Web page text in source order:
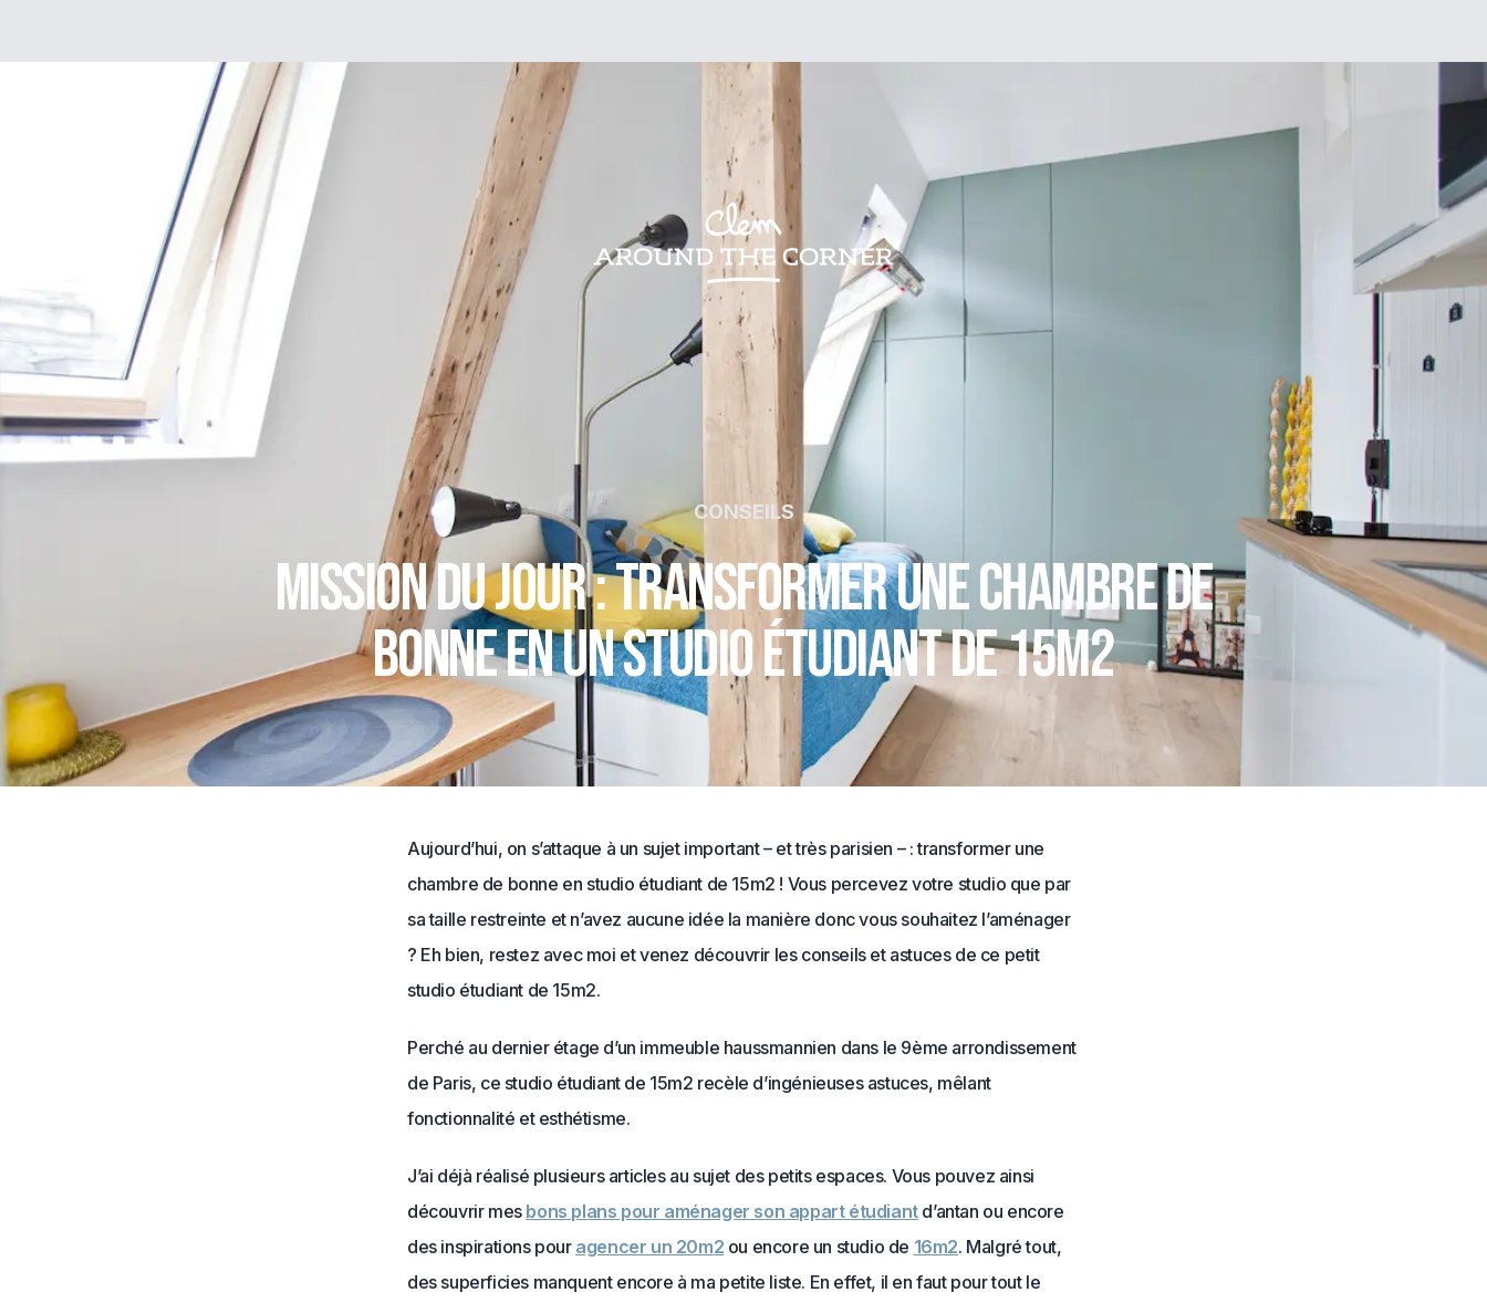
CONSEILS
Mission du jour : transformer une chambre de
bonne en un studio étudiant de 15m2
Aujourd’hui, on s’attaque à un sujet important – et très parisien – : transformer une
chambre de bonne en studio étudiant de 15m2 ! Vous percevez votre studio que par
sa taille restreinte et n’avez aucune idée la manière donc vous souhaitez l’aménager
? Eh bien, restez avec moi et venez découvrir les conseils et astuces de ce petit
studio étudiant de 15m2.
Perché au dernier étage d’un immeuble haussmannien dans le 9ème arrondissement
de Paris, ce studio étudiant de 15m2 recèle d’ingénieuses astuces, mêlant
fonctionnalité et esthétisme.
J’ai déjà réalisé plusieurs articles au sujet des petits espaces. Vous pouvez ainsi
découvrir mes bons plans pour aménager son appart étudiantd’antan ou encore
des inspirations pour agencer un 20m2 ou encore un studio de 16m2. Malgré tout,
des superficies manquent encore à ma petite liste. En effet, il en faut pour tout le